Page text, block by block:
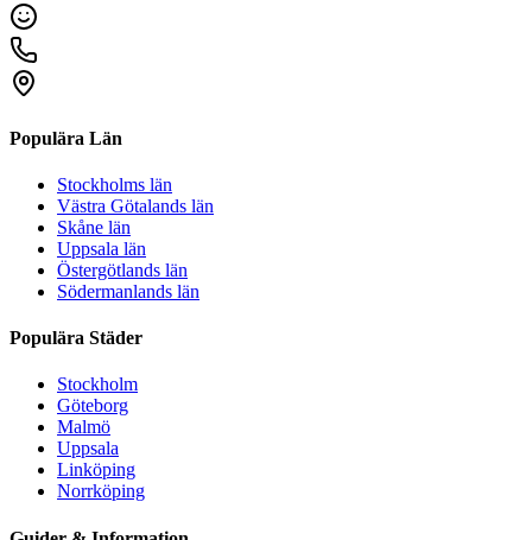
Populära Län
Stockholms län
Västra Götalands län
Skåne län
Uppsala län
Östergötlands län
Södermanlands län
Populära Städer
Stockholm
Göteborg
Malmö
Uppsala
Linköping
Norrköping